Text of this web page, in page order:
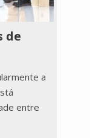
de
a
entre